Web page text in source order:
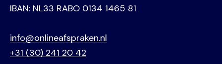
IBAN: NL33 RABO 0134 1465 81
info@onlineafspraken.nl
+31 (30) 241 20 42